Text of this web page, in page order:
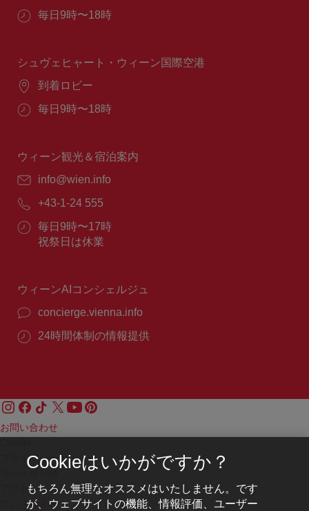
営
間：
毎日9時〜18時
シュヴェヒャート・ウィーン国際空港
場
到着ロビー
営
間：
毎日9時〜18時
ウィーン観光＆宿泊案内
E
ー
ル：
info@wien.info
電
番
号：
+43-1-24 555
営
業
毎日9時〜17時
祝祭日は休業
ウィーンAIコンシェルジュ
concierge.vienna.info
24時間体制の情報提供
お問い合わせ
プライバシーポリシー
アクセシビリティ
プレス連絡先
Cookieはいかがですか？
もちろん無理なオススメはいたしません。です
が、ウェブサイトの機能、情報評価、ユーザー